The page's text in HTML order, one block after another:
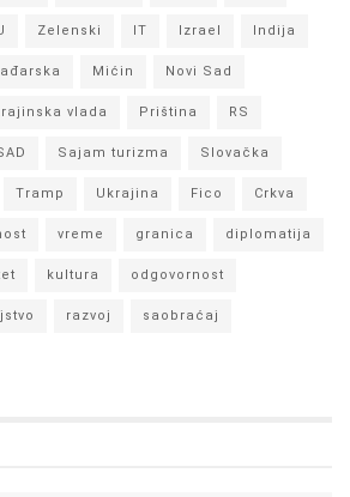
Zelenski IT Izrael Indija
Mićin Novi Sad
vlada Priština RS
Sajam turizma Slovačka
Tramp Ukrajina Fico Crkva
vreme granica diplomatija
kultura odgovornost
razvoj saobraćaj